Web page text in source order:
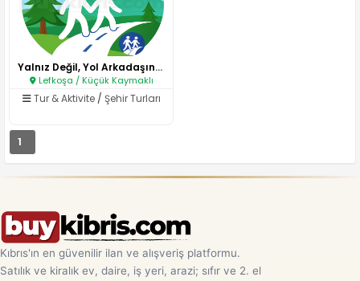
Yalnız Değil, Yol Arkadaşınla ..
Lefkoşa / Küçük Kaymaklı
Tur & Aktivite/ Şehir Turları
1
Kıbrıs'ın en güvenilir ilan ve alışveriş platformu.
Satılık ve kiralık ev, daire, iş yeri, arazi; sıfır ve 2. el